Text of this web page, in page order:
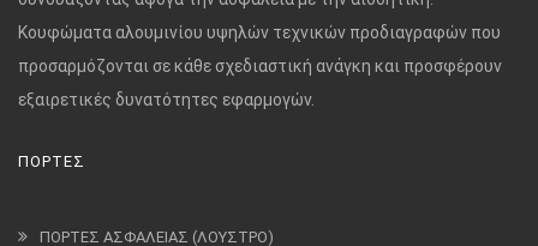
Κουφώματα αλουμινίου υψηλών τεχνικών προδιαγραφών που
προσαρμόζονται σε κάθε σχεδιαστική ανάγκη και προσφέρουν
εξαιρετικές δυνατότητες εφαρμογών.
ΠΟΡΤΕΣ
ΠΟΡΤΕΣ ΑΣΦΑΛΕΙΑΣ (ΛΟΥΣΤΡΟ)